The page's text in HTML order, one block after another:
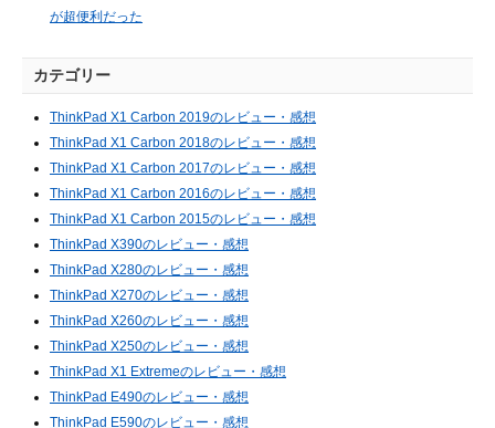
が超便利だった
カテゴリー
ThinkPad X1 Carbon 2019のレビュー・感想
ThinkPad X1 Carbon 2018のレビュー・感想
ThinkPad X1 Carbon 2017のレビュー・感想
ThinkPad X1 Carbon 2016のレビュー・感想
ThinkPad X1 Carbon 2015のレビュー・感想
ThinkPad X390のレビュー・感想
ThinkPad X280のレビュー・感想
ThinkPad X270のレビュー・感想
ThinkPad X260のレビュー・感想
ThinkPad X250のレビュー・感想
ThinkPad X1 Extremeのレビュー・感想
ThinkPad E490のレビュー・感想
ThinkPad E590のレビュー・感想